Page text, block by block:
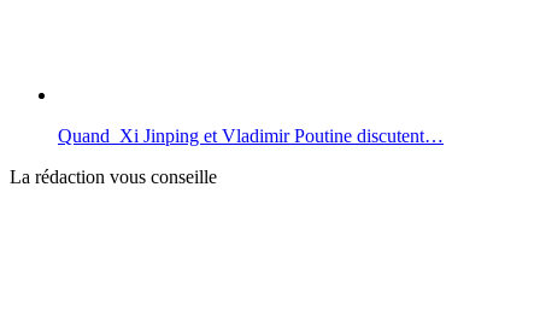
Quand Xi Jinping et Vladimir Poutine discutent…
La rédaction vous conseille